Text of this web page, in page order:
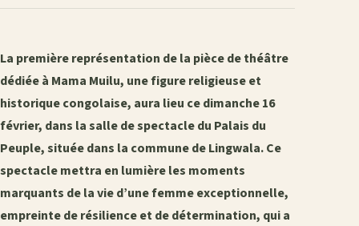
La première représentation de la pièce de théâtre
dédiée à Mama Muilu, une figure religieuse et
historique congolaise, aura lieu ce dimanche 16
février, dans la salle de spectacle du Palais du
Peuple, située dans la commune de Lingwala. Ce
spectacle mettra en lumière les moments
marquants de la vie d’une femme exceptionnelle,
empreinte de résilience et de détermination, qui a